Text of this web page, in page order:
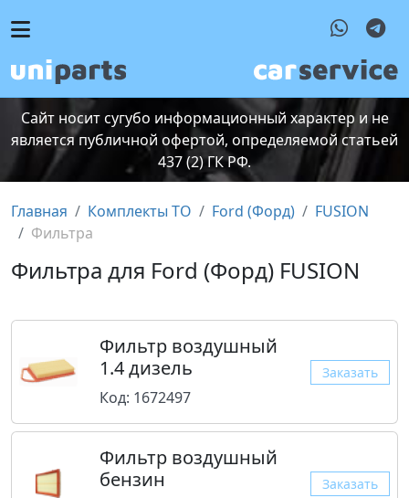
Сайт носит сугубо информационный характер и не
является публичной офертой, определяемой статьей
437 (2) ГК РФ.
Главная Комплекты ТО Ford (Форд)
FUSION
Фильтра
Фильтра для Ford (Форд) FUSION
Фильтр воздушный
1.4 дизель
Код: 1672497
Заказать
Фильтр воздушный
бензин
Заказать